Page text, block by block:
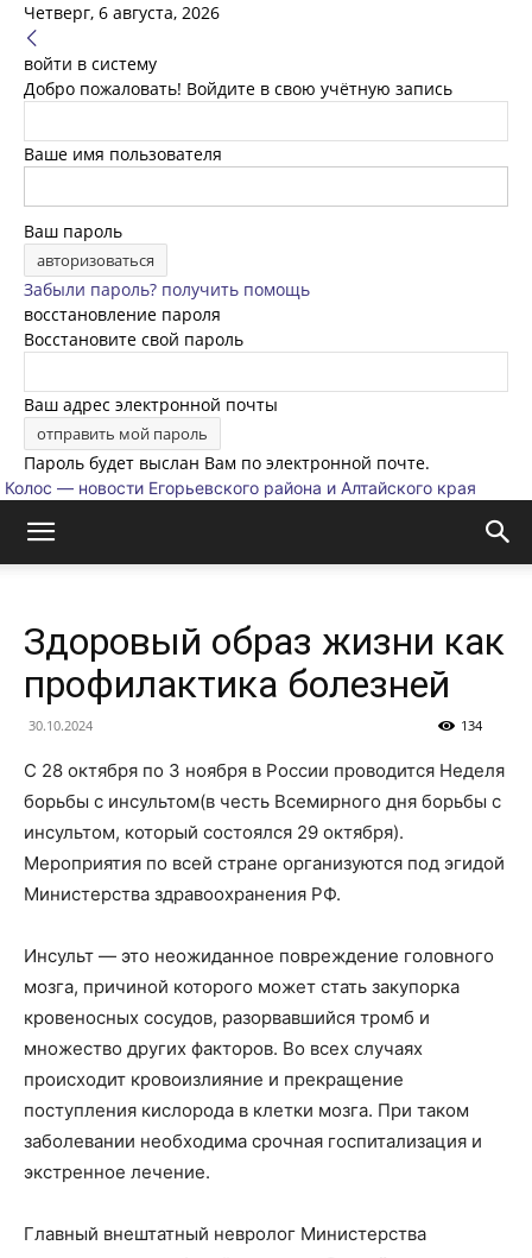
Четверг, 6 августа, 2026
войти в систему
Добро пожаловать! Войдите в свою учётную запись
Ваше имя пользователя
Ваш пароль
Забыли пароль? получить помощь
восстановление пароля
Восстановите свой пароль
Ваш адрес электронной почты
Пароль будет выслан Вам по электронной почте.
Колос — новости Егорьевского района и Алтайского края
Здоровый образ жизни как
профилактика болезней
30.10.2024 134
С 28 октября по 3 ноября в России проводится Неделя
борьбы с инсультом(в честь Всемирного дня борьбы с
инсультом, который состоялся 29 октября).
Мероприятия по всей стране организуются под эгидой
Министерства здравоохранения РФ.
Инсульт — это неожиданное повреждение головного
мозга, причиной которого может стать закупорка
кровеносных сосудов, разорвавшийся тромб и
множество других факторов. Во всех случаях
происходит кровоизлияние и прекращение
поступления кислорода в клетки мозга. При таком
заболевании необходима срочная госпитализация и
экстренное лечение.
Главный внештатный невролог Министерства